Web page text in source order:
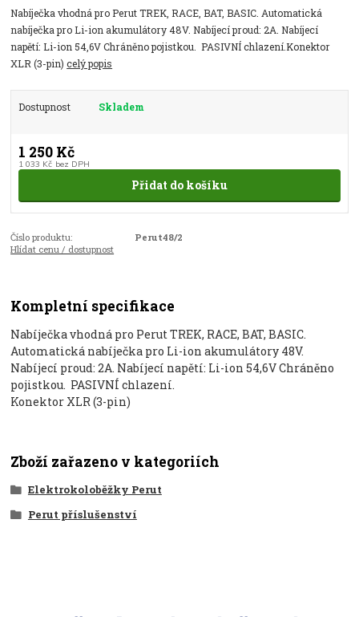
Nabíječka vhodná pro Perut TREK, RACE, BAT, BASIC. Automatická
nabíječka pro Li-ion akumulátory 48V. Nabíjecí proud: 2A. Nabíjecí
napětí: Li-ion 54,6V Chráněno pojistkou. PASIVNÍ chlazení.Konektor
XLR (3-pin)celý popis
Dostupnost Skladem
1 250 Kč
1 033 Kč bez DPH
Přidat do košíku
Číslo produktu:
Perut48/2
Hlídat cenu / dostupnost
Kompletní specifikace
Nabíječka vhodná pro Perut TREK, RACE, BAT, BASIC.
Automatická nabíječka pro Li-ion akumulátory 48V.
Nabíjecí proud: 2A. Nabíjecí napětí: Li-ion 54,6V Chráněno
pojistkou. PASIVNÍ chlazení.
Konektor XLR (3-pin)
Zboží zařazeno v kategoriích
Elektrokoloběžky Perut
Perut příslušenství